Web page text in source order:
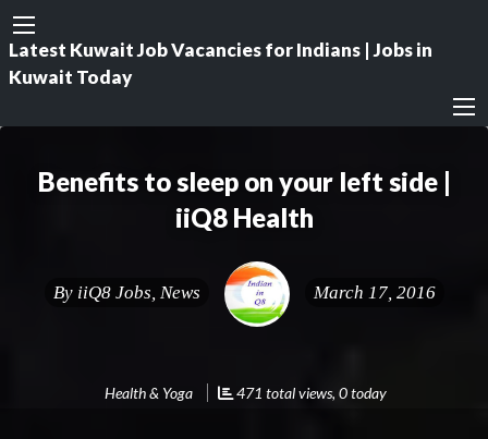
Latest Kuwait Job Vacancies for Indians | Jobs in
Kuwait Today
Benefits to sleep on your left side |
iiQ8 Health
By iiQ8 Jobs, News March 17, 2016
Health & Yoga 471 total views, 0 today